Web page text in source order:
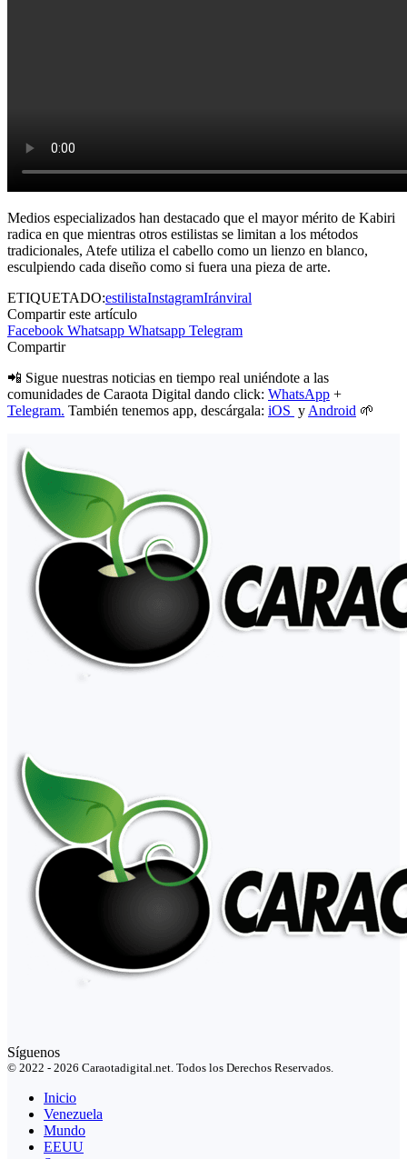
Medios especializados han destacado que el mayor mérito de Kabiri
radica en que mientras otros estilistas se limitan a los métodos
tradicionales, Atefe utiliza el cabello como un lienzo en blanco,
esculpiendo cada diseño como si fuera una pieza de arte.
ETIQUETADO:estilistaInstagramIránviral
Compartir este artículo
Facebook Whatsapp Whatsapp Telegram
Compartir
📲 Sigue nuestras noticias en tiempo real uniéndote a las
comunidades de Caraota Digital dando click: WhatsApp +
Telegram. También tenemos app, descárgala: iOS y Android 🌱
Síguenos
© 2022 - 2026 Caraotadigital.net. Todos los Derechos Reservados.
Inicio
Venezuela
Mundo
EEUU